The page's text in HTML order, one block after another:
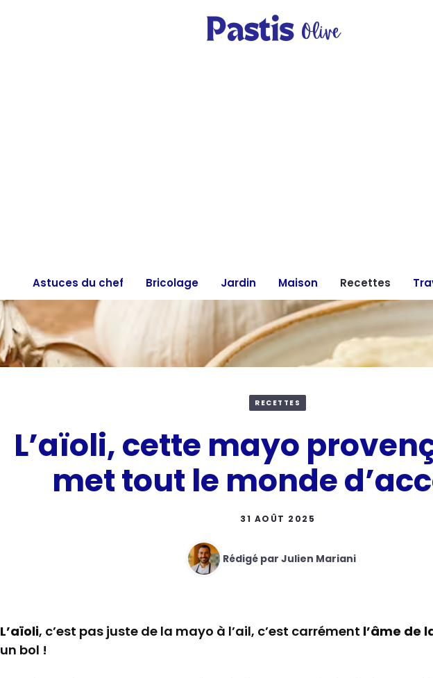
Astuces du chef Bricolage Jardin Maison Recettes
RECETTES
L’aïoli, cette mayo
met tout le monde
31 AOÛT 2025
Rédigé par Julien Mariani
L’aïoli, c’est pas juste de la mayo à l’ail, c’est carrément l’âme de
un bol !